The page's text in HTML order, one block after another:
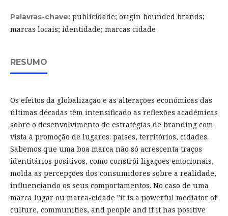
Palavras-chave: publicidade; origin bounded brands;
marcas locais; identidade; marcas cidade
RESUMO
Os efeitos da globalização e as alterações económicas das
últimas décadas têm intensificado as reflexões académicas
sobre o desenvolvimento de estratégias de branding com
vista à promoção de lugares: países, territórios, cidades.
Sabemos que uma boa marca não só acrescenta traços
identitários positivos, como constrói ligações emocionais,
molda as percepções dos consumidores sobre a realidade,
influenciando os seus comportamentos. No caso de uma
marca lugar ou marca-cidade "it is a powerful mediator of
culture, communities, and people and if it has positive